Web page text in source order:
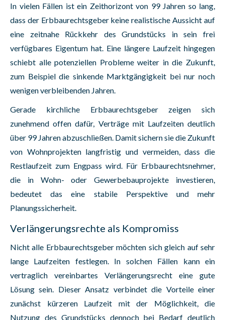
In vielen Fällen ist ein Zeithorizont von 99 Jahren so lang,
dass der Erbbaurechtsgeber keine realistische Aussicht auf
eine zeitnahe Rückkehr des Grundstücks in sein frei
verfügbares Eigentum hat. Eine längere Laufzeit hingegen
schiebt alle potenziellen Probleme weiter in die Zukunft,
zum Beispiel die sinkende Marktgängigkeit bei nur noch
wenigen verbleibenden Jahren.
Gerade kirchliche Erbbaurechtsgeber zeigen sich
zunehmend offen dafür, Verträge mit Laufzeiten deutlich
über 99 Jahren abzuschließen. Damit sichern sie die Zukunft
von Wohnprojekten langfristig und vermeiden, dass die
Restlaufzeit zum Engpass wird. Für Erbbaurechtsnehmer,
die in Wohn- oder Gewerbebauprojekte investieren,
bedeutet das eine stabile Perspektive und mehr
Planungssicherheit.
Verlängerungsrechte als Kompromiss
Nicht alle Erbbaurechtsgeber möchten sich gleich auf sehr
lange Laufzeiten festlegen. In solchen Fällen kann ein
vertraglich vereinbartes Verlängerungsrecht eine gute
Lösung sein. Dieser Ansatz verbindet die Vorteile einer
zunächst kürzeren Laufzeit mit der Möglichkeit, die
Nutzung des Grundstücks dennoch bei Bedarf deutlich